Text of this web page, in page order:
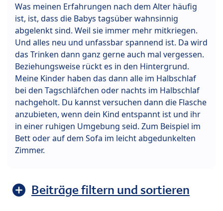
Was meinen Erfahrungen nach dem Alter häufig
ist, ist, dass die Babys tagsüber wahnsinnig
abgelenkt sind. Weil sie immer mehr mitkriegen.
Und alles neu und unfassbar spannend ist. Da wird
das Trinken dann ganz gerne auch mal vergessen.
Beziehungsweise rückt es in den Hintergrund.
Meine Kinder haben das dann alle im Halbschlaf
bei den Tagschläfchen oder nachts im Halbschlaf
nachgeholt. Du kannst versuchen dann die Flasche
anzubieten, wenn dein Kind entspannt ist und ihr
in einer ruhigen Umgebung seid. Zum Beispiel im
Bett oder auf dem Sofa im leicht abgedunkelten
Zimmer.
Beiträge filtern und sortieren